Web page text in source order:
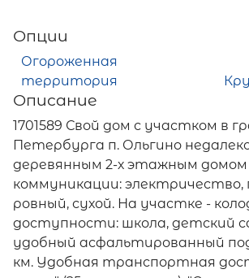
Опции
Огороженная
территория
Описание
1701589 Свой дом с участком в
Петербурга п. Ольгино
деревянным 2-х этажным домом
коммуникации: электричество,
ровный, сухой. На участке -
доступности: школа, детский
удобный асфальтированный
км. Удобная транспортная